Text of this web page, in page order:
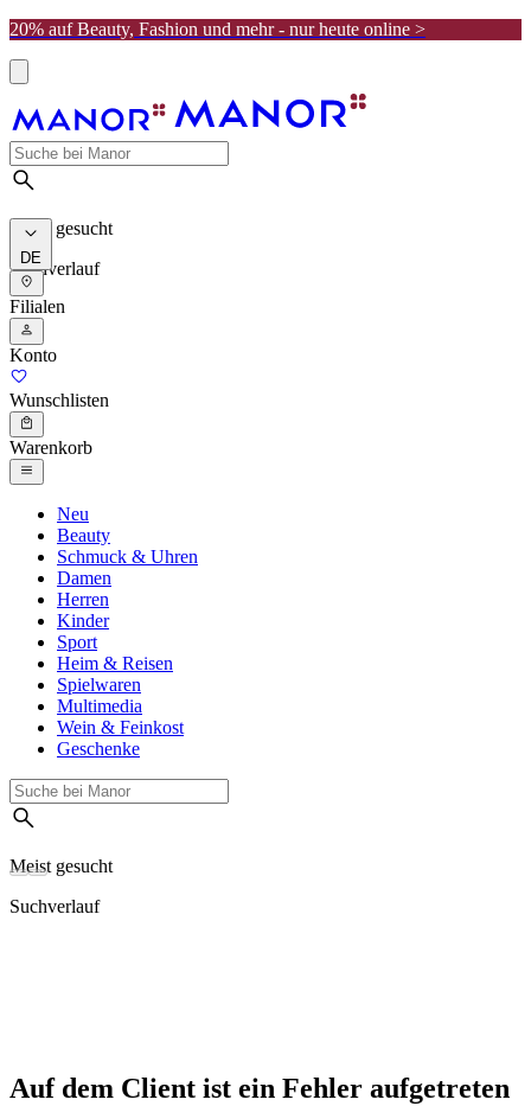
20% auf Beauty, Fashion und mehr - nur heute online >
Meist gesucht
Suchverlauf
DE
Filialen
Konto
Wunschlisten
Warenkorb
Neu
Beauty
Schmuck & Uhren
Damen
Herren
Kinder
Sport
Heim & Reisen
Spielwaren
Multimedia
Wein & Feinkost
Geschenke
Meist gesucht
Suchverlauf
Auf dem Client ist ein Fehler aufgetreten